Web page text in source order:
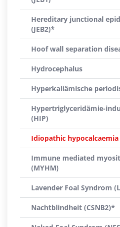
Hereditary junctional
(JEB2)*
Hoof wall separation
Hydrocephalus
Hyperkaliämische
Hypertriglyceridämie-
(HIP)
Idiopathic hypocalcaemia
Immune mediated
(MYHM)
Lavender Foal Syndrom
Nachtblindheit (CSNB2)*